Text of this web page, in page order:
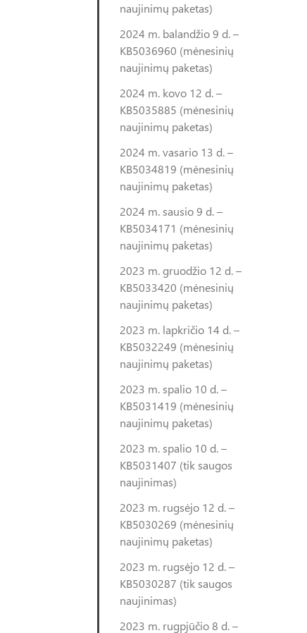
naujinimų paketas)
2024 m. balandžio 9 d. –
KB5036960 (mėnesinių
naujinimų paketas)
2024 m. kovo 12 d. –
KB5035885 (mėnesinių
naujinimų paketas)
2024 m. vasario 13 d. –
KB5034819 (mėnesinių
naujinimų paketas)
2024 m. sausio 9 d. –
KB5034171 (mėnesinių
naujinimų paketas)
2023 m. gruodžio 12 d. –
KB5033420 (mėnesinių
naujinimų paketas)
2023 m. lapkričio 14 d. –
KB5032249 (mėnesinių
naujinimų paketas)
2023 m. spalio 10 d. –
KB5031419 (mėnesinių
naujinimų paketas)
2023 m. spalio 10 d. –
KB5031407 (tik saugos
naujinimas)
2023 m. rugsėjo 12 d. –
KB5030269 (mėnesinių
naujinimų paketas)
2023 m. rugsėjo 12 d. –
KB5030287 (tik saugos
naujinimas)
2023 m. rugpjūčio 8 d. –